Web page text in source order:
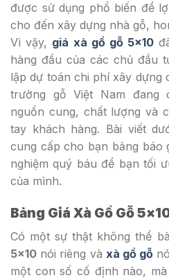
được sử dụng phổ biến để
cho đến xây dựng nhà gỗ,
Vì vậy, giá xà gồ gỗ 5×10
hàng đầu của các chủ đầu
lập dự toán chi phí xây dựng
trường gỗ Việt Nam đang
nguồn cung, chất lượng và
tay khách hàng. Bài viết
cung cấp cho bạn bảng báo
nghiệm quý báu để bạn tối
của mình.
Bảng Giá Xà Gồ Gỗ
Có một sự thật không thể
5×10 nói riêng và xà gồ gỗ
một con số cố định nào,